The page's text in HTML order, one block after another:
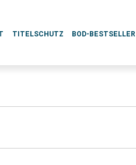
TITELSCHUTZ BOD-BESTSELLER